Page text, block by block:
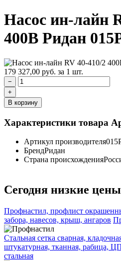
Насос ин-лайн
400В Ридан
179 327,00 руб. за 1 шт.
−
+
В корзину
Характеристики товара
Артикул производителя
БрендРидан
Страна происхождения
Сегодня низкие
Профнастил, профлист
забора, навесов, крыш, ангаров
Стальная сетка сварная,
штукатурная, тканная, рабица,
стальная